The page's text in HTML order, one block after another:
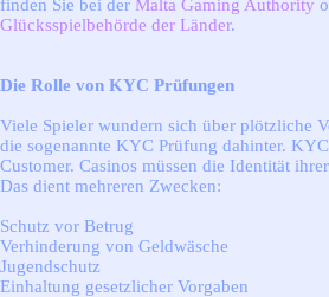
finden Sie bei der Malta Gaming Authority
Glücksspielbehörde der Länder.
Die Rolle von KYC Prüfungen
Viele Spieler wundern sich über plötzliche
die sogenannte KYC Prüfung dahinter.
Customer. Casinos müssen die Identität
Das dient mehreren Zwecken:
Schutz vor Betrug
Verhinderung von Geldwäsche
Jugendschutz
Einhaltung gesetzlicher Vorgaben